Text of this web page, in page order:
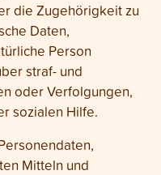
die Zugehörigkeit zu
Daten,
Person
straf- und
oder Verfolgungen,
sozialen Hilfe.
Mitteln und